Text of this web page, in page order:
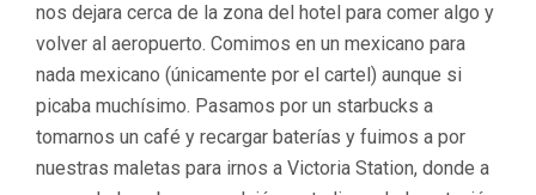
nos dejara cerca de la zona del hotel para comer algo y
volver al aeropuerto. Comimos en un mexicano para
nada mexicano (únicamente por el cartel) aunque si
picaba muchísimo. Pasamos por un starbucks a
tomarnos un café y recargar baterías y fuimos a por
nuestras maletas para irnos a Victoria Station, donde a